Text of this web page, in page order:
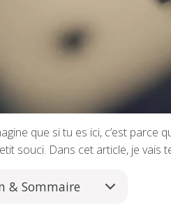
que si tu es ici, c’est
souci. Dans cet article, je vais
& Sommaire